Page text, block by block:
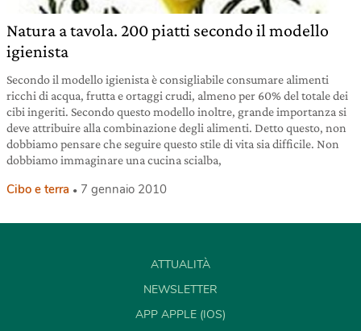
Natura a tavola. 200 piatti secondo il modello
igienista
Secondo il modello igienista è consigliabile consumare alimenti
ricchi di acqua, frutta e ortaggi crudi, almeno per 60% del totale dei
cibi ingeriti. Secondo questo modello inoltre, grande importanza si
deve attribuire alla combinazione degli alimenti. Detto questo, non
dobbiamo pensare che seguire questo stile di vita sia difficile. Non
dobbiamo immaginare una cucina scialba,
Cibo e terra 7 gennaio 2010
ATTUALITÀ
NEWSLETTER
APP APPLE (IOS)